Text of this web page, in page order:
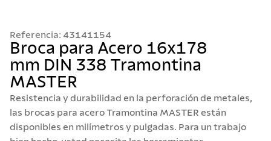
Referencia: 43141154
Broca para Acero 16x178
mm DIN 338 Tramontina
MASTER
Resistencia y durabilidad en la perforación de metales,
las brocas para acero Tramontina MASTER están
disponibles en milímetros y pulgadas. Para un trabajo
2.
sarten
3.
cubiertos
4.
ollas
5
acero inoxidable
6.
grano